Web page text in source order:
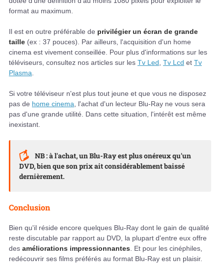
format au maximum.
Il est en outre préférable de privilégier un écran de grande
taille (ex : 37 pouces). Par ailleurs, l'acquisition d'un home
cinema est vivement conseillée. Pour plus d'informations sur les
téléviseurs, consultez nos articles sur les Tv Led Tv Lcd et Tv
Plasma
Si votre téléviseur n'est plus tout jeune et que vous ne disposez
pas de home cinema , l'achat d'un lecteur Blu-Ray ne vous sera
pas d'une grande utilité. Dans cette situation, l'intérêt est même
inexistant.
NB : à l'achat, un Blu-Ray est plus onéreux qu'un
DVD, bien que son prix ait considérablement baissé
dernièrement.
Conclusion
Bien qu'il réside encore quelques Blu-Ray dont le gain de qualité
reste discutable par rapport au DVD, la plupart d'entre eux offre
des améliorations impressionnantes . Et pour les cinéphiles,
redécouvrir ses films préférés au format Blu-Ray est un plaisir.